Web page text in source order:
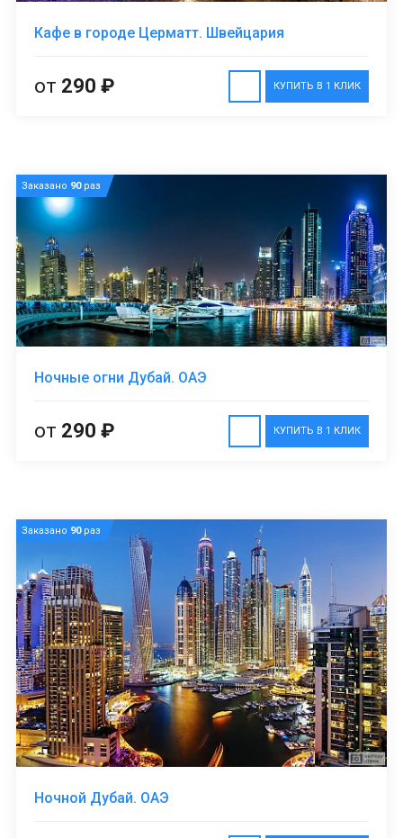
Кафе в городе Церматт. Швейцария
КУПИТЬ В 1 КЛИК
от 290 ₽
Заказано 90раз
Ночные огни Дубай. ОАЭ
КУПИТЬ В 1 КЛИК
от 290 ₽
Заказано 90раз
Ночной Дубай. ОАЭ